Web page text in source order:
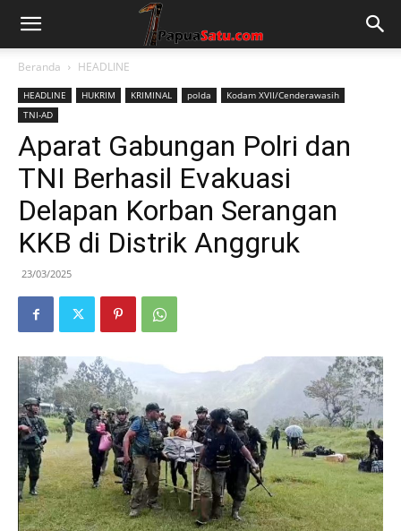
Beranda HEADLINE
HEADLINE HUKRIM KRIMINAL polda
Kodam XVII/Cenderawasih
TNI-AD
Aparat Gabungan Polri dan
TNI Berhasil Evakuasi
Delapan Korban Serangan
KKB di Distrik Anggruk
23/03/2025